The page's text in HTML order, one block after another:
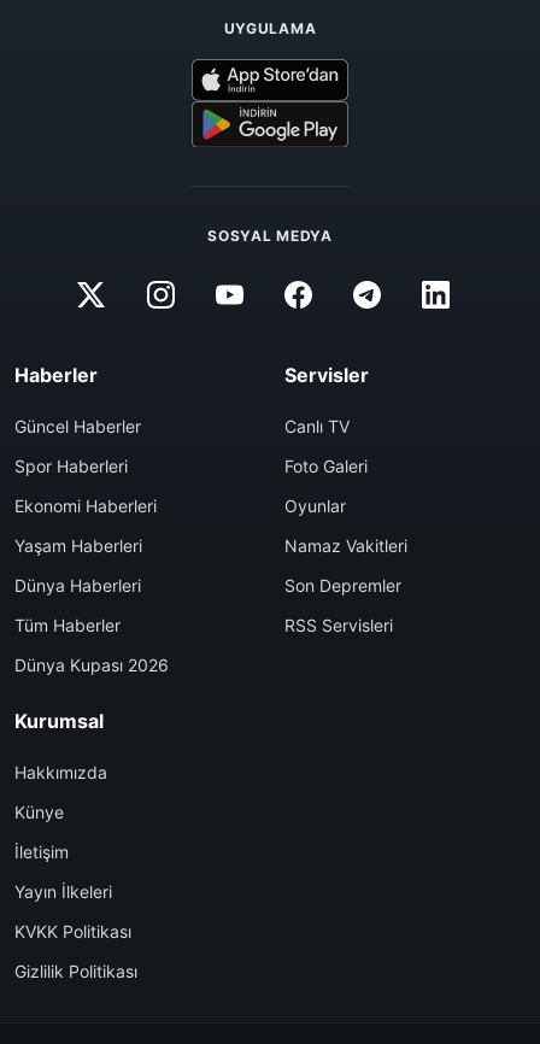
UYGULAMA
SOSYAL MEDYA
Haberler
Güncel Haberler
Spor Haberleri
Ekonomi Haberleri
Yaşam Haberleri
Dünya Haberleri
Tüm Haberler
Dünya Kupası 2026
Servisler
Canlı TV
Foto Galeri
Oyunlar
Namaz Vakitleri
Son Depremler
RSS Servisleri
Kurumsal
Hakkımızda
Künye
İletişim
Yayın İlkeleri
KVKK Politikası
Gizlilik Politikası